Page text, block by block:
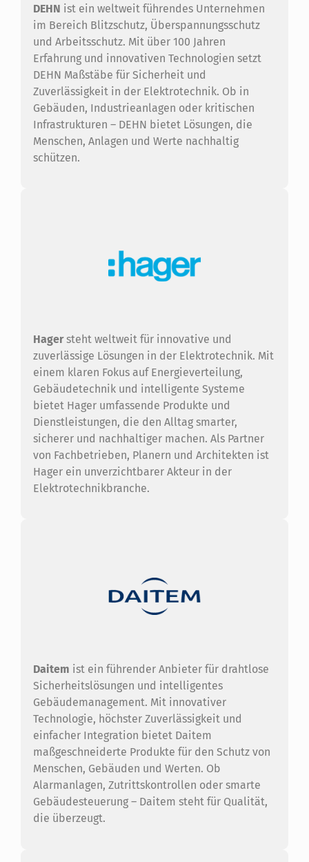
DEHN ist ein weltweit führendes Unternehmen
im Bereich Blitzschutz, Überspannungsschutz
und Arbeitsschutz. Mit über 100 Jahren
Erfahrung und innovativen Technologien setzt
DEHN Maßstäbe für Sicherheit und
Zuverlässigkeit in der Elektrotechnik. Ob in
Gebäuden, Industrieanlagen oder kritischen
Infrastrukturen – DEHN bietet Lösungen, die
Menschen, Anlagen und Werte nachhaltig
schützen.
Hagersteht weltweit für innovative und
zuverlässige Lösungen in der Elektrotechnik. Mit
einem klaren Fokus auf Energieverteilung,
Gebäudetechnik und intelligente Systeme
bietet Hager umfassende Produkte und
Dienstleistungen, die den Alltag smarter,
sicherer und nachhaltiger machen. Als Partner
von Fachbetrieben, Planern und Architekten ist
Hager ein unverzichtbarer Akteur in der
Elektrotechnikbranche.
Daitem ist ein führender Anbieter für drahtlose
Sicherheitslösungen und intelligentes
Gebäudemanagement. Mit innovativer
Technologie, höchster Zuverlässigkeit und
einfacher Integration bietet Daitem
maßgeschneiderte Produkte für den Schutz von
Menschen, Gebäuden und Werten. Ob
Alarmanlagen, Zutrittskontrollen oder smarte
Gebäudesteuerung – Daitem steht für Qualität,
die überzeugt.